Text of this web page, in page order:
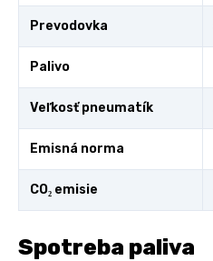
Prevodovka
Palivo
Veľkosť pneumatík
Emisná norma
CO₂ emisie
Spotreba paliva